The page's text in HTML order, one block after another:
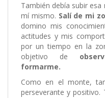
También debía subir
mí mismo. Salí de mi
domino mis
actitudes y mis
por un tiempo en la
objetivo de
formarme.
Como en el monte,
perseverante y positivo.